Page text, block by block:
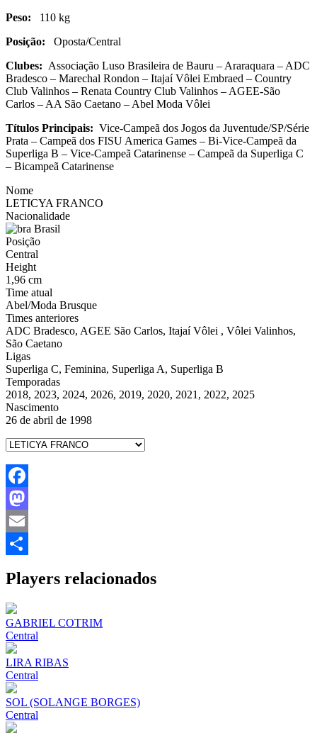
Peso: 110 kg
Posição: Oposta/Central
Clubes: Associação Luso Brasileira de Bauru – Araraquara – ADC
Bradesco – Marechal Rondon – Itajaí Vôlei Embraed – Country
Club Valinhos – Renata Country Club Valinhos – AGEE-São
Carlos – AA São Caetano – Abel Moda Vôlei
Títulos Principais: Vice-Campeã dos Jogos da Juventude/SP/Série
Prata – Campeã dos FISU America Games – Bi-Vice-Campeã da
Superliga B – Vice-Campeã Catarinense – Campeã da Superliga C
– Bicampeã Catarinense
Nome
LETICYA FRANCO
Nacionalidade
Brasil
Posição
Central
Height
1,96 cm
Time atual
Abel/Moda Brusque
Times anteriores
ADC Bradesco, AGEE São Carlos, Itajaí Vôlei , Vôlei Valinhos,
São Caetano
Ligas
Superliga C, Feminina, Superliga A, Superliga B
Temporadas
2018, 2023, 2024, 2026, 2019, 2020, 2021, 2022, 2025
Nascimento
26 de abril de 1998
Facebook
Mastodon
Email
Players relacionados
GABRIEL COTRIM
Central
LIRA RIBAS
Central
SOL (SOLANGE BORGES)
Central